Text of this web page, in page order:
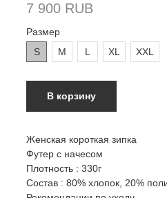
7 900 RUB
Размер
S
M L XL XXL
В корзину
Женская короткая зипка
Футер с начесом
Плотность : 330г
Состав : 80% хлопок, 20%